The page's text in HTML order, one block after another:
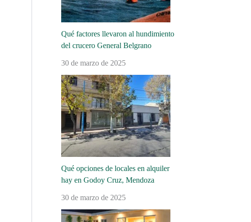
Qué factores llevaron al hundimiento
del crucero General Belgrano
30 de marzo de 2025
Qué opciones de locales en alquiler
hay en Godoy Cruz, Mendoza
30 de marzo de 2025